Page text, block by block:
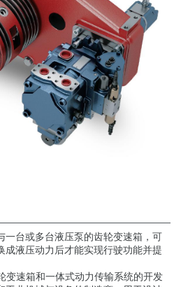
一台或多台液压泵的齿轮变速箱，可
成液压动力后才能实现行驶功能并提
变速箱和一体式动力传输系统的开发